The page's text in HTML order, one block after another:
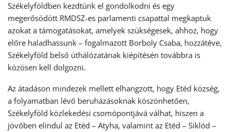
Székelyföldben kezdtünk el gondolkodni és egy
megerősödött RMDSZ-es parlamenti csapattal megkaptuk
azokat a támogatásokat, amelyek szükségesek, ahhoz, hogy
előre haladhassunk – fogalmazott Borboly Csaba, hozzátéve,
Székelyföld belső úthálózatának kiépítésén továbbra is
közösen kell dolgozni.
Az átadáson mindezek mellett elhangzott, hogy Etéd község,
a folyamatban lévő beruházásoknak köszönhetően,
Székelyföld közlekedési csomópontjává válhat, hiszen a
jövőben elindul az Etéd – Atyha, valamint az Etéd – Siklód –